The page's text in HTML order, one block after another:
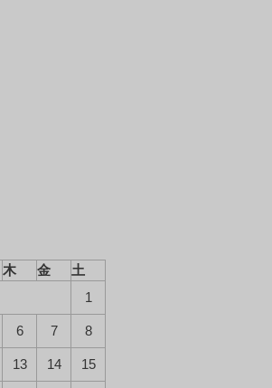
木 金
土
1
6 7 8
13 14 15